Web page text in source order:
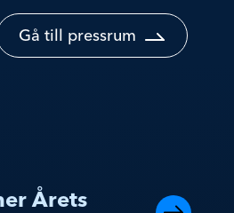
Gå till pressrum
Årets